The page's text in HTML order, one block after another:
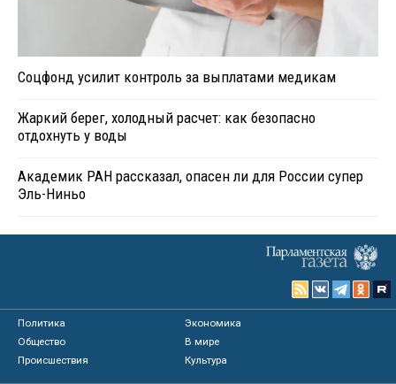
Соцфонд усилит контроль за выплатами медикам
Жаркий берег, холодный расчет: как безопасно
отдохнуть у воды
Академик РАН рассказал, опасен ли для России супер
Эль-Ниньо
Политика
Экономика
Общество
В мире
Происшествия
Культура